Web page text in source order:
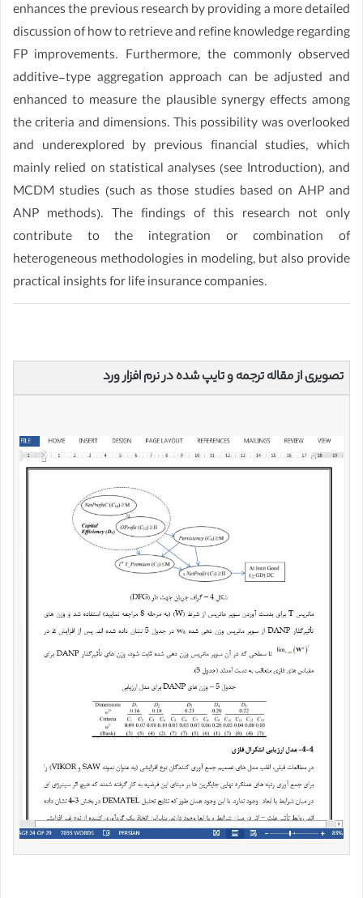
enhances the previous research by providing a more detailed
discussion of how to retrieve and refine knowledge regarding
FP improvements. Furthermore, the commonly observed
additive-type aggregation approach can be adjusted and
enhanced to measure the plausible synergy effects among
the criteria and dimensions. This possibility was overlooked
and underexplored by previous financial studies, which
mainly relied on statistical analyses (see Introduction), and
MCDM studies (such as those studies based on AHP and
ANP methods). The findings of this research not only
contribute to the integration or combination of
heterogeneous methodologies in modeling, but also provide
practical insights for life insurance companies.
تصویری از مقاله ترجمه و تایپ شده در نرم افزار ورد